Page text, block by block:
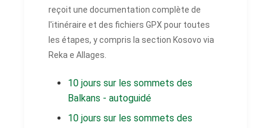
reçoit une documentation complète de
l'itinéraire et des fichiers GPX pour toutes
les étapes, y compris la section Kosovo via
Reka e Allages.
10 jours sur les sommets des
Balkans - autoguidé
10 jours sur les sommets des